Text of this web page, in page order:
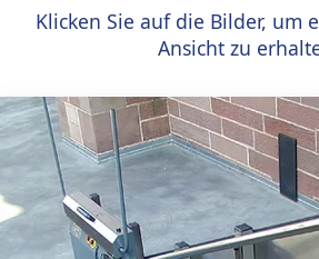
Klicken Sie auf die Bilder, um
Ansicht zu